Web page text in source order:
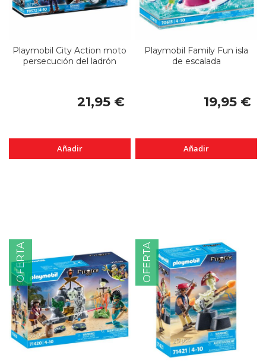
Playmobil City Action moto
persecución del ladrón
21,95 €
Añadir
Playmobil Family Fun isla
de escalada
19,95 €
Añadir
OFERTA OFERTA